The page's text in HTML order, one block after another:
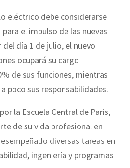
eléctrico debe considerarse
el impulso de las nuevas
día 1 de julio, el nuevo
ocupará su cargo
de sus funciones, mientras
poco sus responsabilidades.
la Escuela Central de Paris,
de su vida profesional en
diversas tareas en
ingeniería y programas